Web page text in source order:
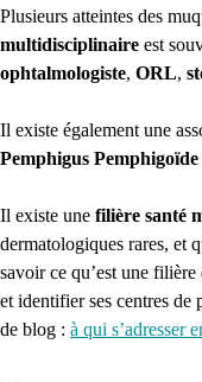
Plusieurs atteintes des
multidisciplinaire est
ophtalmologiste, ORL,
Il existe également une
Pemphigus
Il existe une filière santé
dermatologiques rares, et
savoir ce qu’est une
et identifier ses centres de
de blog : à qui s’adresser